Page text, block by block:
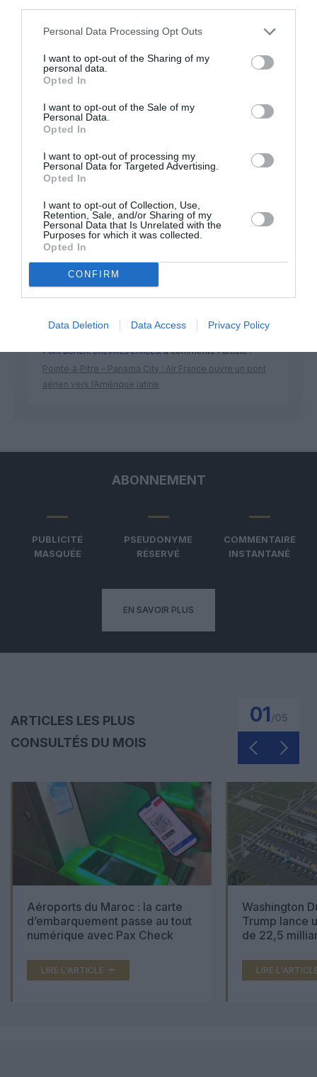
Personal Data Processing Opt Outs
I want to opt-out of the Sharing of my
personal data.
Opted In
I want to opt-out of the Sale of my
Personal Data.
Opted In
I want to opt-out of processing my
Personal Data for Targeted Advertising.
Opted In
I want to opt-out of Collection, Use,
Retention, Sale, and/or Sharing of my
Personal Data that Is Unrelated with the
Purposes for which it was collected.
Opted In
CONFIRM
Data Deletion Data Access Privacy Policy
Appel aux lecteurs !
Soutenez Air Journal participez
DERNIERS COMMENTAIRES
Aviationa commenté l'article :
Pointe‑à‑Pitre – Panama City : Air France ouvre un pont
aérien vers l’Amérique latine
Pont aérien: chevilles enflées!a commenté l'article :
Pointe‑à‑Pitre – Panama City : Air France ouvre un pont
aérien vers l’Amérique latine
ABONNEMENT
PUBLICITÉ
MASQUÉE
PSEUDONYME
RÉSERVÉ
COMMENTAIRE
INSTANTANÉ
EN SAVOIR PLUS
ARTICLES LES PLUS
CONSULTÉS DU MOIS
01
Aéroports du Maroc : la carte
d’embarquement passe au tout
numérique avec Pax Check
LIRE L'ARTICLE
Washington
Trump lance
de 22,5
LIRE